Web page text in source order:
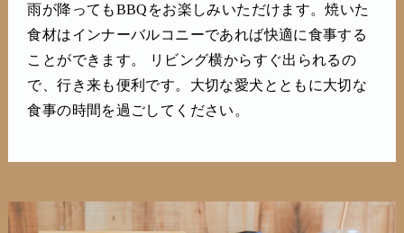
雨が降ってもBBQをお楽しみいただけます。焼いた
食材はインナーバルコニーであれば快適に食事する
ことができます。 リビング横からすぐ出られるの
で、行き来も便利です。大切な愛犬とともに大切な
食事の時間を過ごしてください。